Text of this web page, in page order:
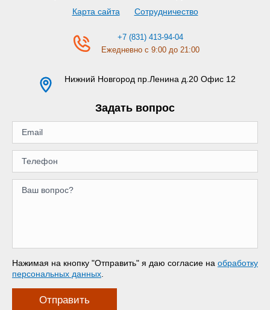
Карта сайта
Сотрудничество
+7 (831) 413-94-04
Ежедневно с 9:00 до 21:00
Нижний Новгород пр.Ленина д.20 Офис 12
Задать вопрос
Нажимая на кнопку "Отправить" я даю согласие на обработку
персональных данных
Отправить